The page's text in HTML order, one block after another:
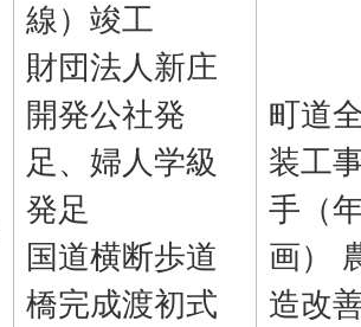
線）竣工
財団法人新庄
開発公社発
足、婦人学級
発足
国道横断歩道
橋完成渡初式
町道
装工
手（
画）
造改